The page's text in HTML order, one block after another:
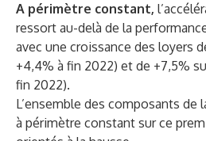
A périmètre constant,
ressort au-delà de la
avec une croissance des loyers
+4,4% à fin 2022) et de +7,5%
fin 2022).
L’ensemble des composants de
à périmètre constant sur ce